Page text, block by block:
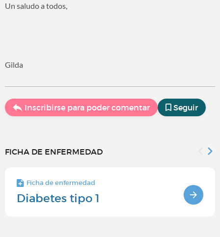
Un saludo a todos,
Gilda
Inscribirse para poder comentar Seguir
FICHA DE ENFERMEDAD
Ficha de enfermedad
Diabetes tipo 1